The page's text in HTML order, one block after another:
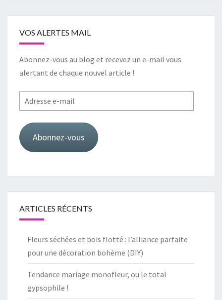
VOS ALERTES MAIL
Abonnez-vous au blog et recevez un e-mail vous
alertant de chaque nouvel article !
Adresse
e-
mail
Abonnez-vous
ARTICLES RÉCENTS
Fleurs séchées et bois flotté : l’alliance parfaite
pour une décoration bohème (DIY)
Tendance mariage monofleur, ou le total
gypsophile !